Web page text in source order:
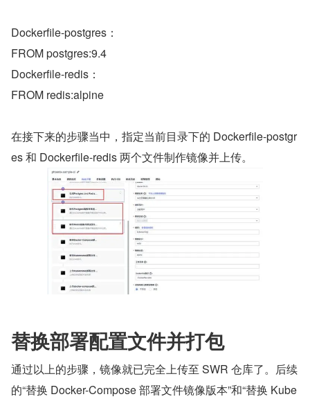
Dockerfile-postgres：
FROM postgres:9.4
Dockerfile-redis：
FROM redis:alpine
在接下来的步骤当中，指定当前目录下的 Dockerfile-postgr
es 和 Dockerfile-redis 两个文件制作镜像并上传。
替换部署配置文件并打包
通过以上的步骤，镜像就已完全上传至 SWR 仓库了。后续
的“替换 Docker-Compose 部署文件镜像版本”和“替换 Kube